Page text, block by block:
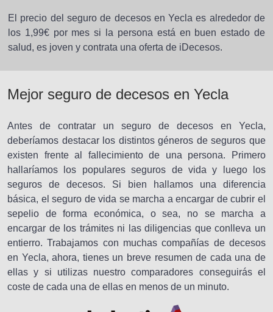
El precio del seguro de decesos en Yecla es alrededor de
los 1,99€ por mes si la persona está en buen estado de
salud, es joven y contrata una oferta de iDecesos.
Mejor seguro de decesos en Yecla
Antes de contratar un seguro de decesos en Yecla,
deberíamos destacar los distintos géneros de seguros que
existen frente al fallecimiento de una persona. Primero
hallaríamos los populares seguros de vida y luego los
seguros de decesos. Si bien hallamos una diferencia
básica, el seguro de vida se marcha a encargar de cubrir el
sepelio de forma económica, o sea, no se marcha a
encargar de los trámites ni las diligencias que conlleva un
entierro. Trabajamos con muchas compañías de decesos
en Yecla, ahora, tienes un breve resumen de cada una de
ellas y si utilizas nuestro comparadores conseguirás el
coste de cada una de ellas en menos de un minuto.